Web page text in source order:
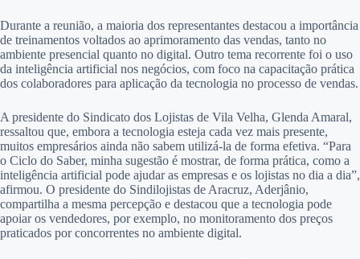
Durante a reunião, a maioria dos representantes destacou a importância
de treinamentos voltados ao aprimoramento das vendas, tanto no
ambiente presencial quanto no digital. Outro tema recorrente foi o uso
da inteligência artificial nos negócios, com foco na capacitação prática
dos colaboradores para aplicação da tecnologia no processo de vendas.
A presidente do Sindicato dos Lojistas de Vila Velha, Glenda Amaral,
ressaltou que, embora a tecnologia esteja cada vez mais presente,
muitos empresários ainda não sabem utilizá-la de forma efetiva. “Para
o Ciclo do Saber, minha sugestão é mostrar, de forma prática, como a
inteligência artificial pode ajudar as empresas e os lojistas no dia a dia”,
afirmou. O presidente do Sindilojistas de Aracruz, Aderjânio,
compartilha a mesma percepção e destacou que a tecnologia pode
apoiar os vendedores, por exemplo, no monitoramento dos preços
praticados por concorrentes no ambiente digital.